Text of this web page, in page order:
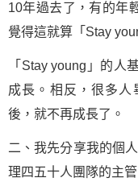
10年過去了，有的年
覺得這就算「Stay
「Stay young」的人
成長。相反，很多人
後，就不再成長了。
二、我先分享我的個
理四五十人團隊的主管